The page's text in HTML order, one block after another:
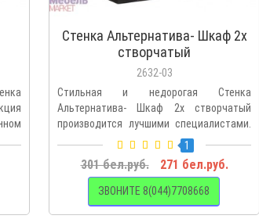
Стенка Альтернатива- Шкаф 2х
створчатый
2632-03
Стильная и недорогая Стенка
Альтернатива- Шкаф 2х створчатый
производится лучшими специалистами.
1
301 бел.руб. 271 бел.руб.
ЗВОНИТЕ 8(044)7708668